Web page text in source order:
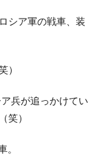
シア軍の戦車、装
）
兵が追っかけてい
笑）